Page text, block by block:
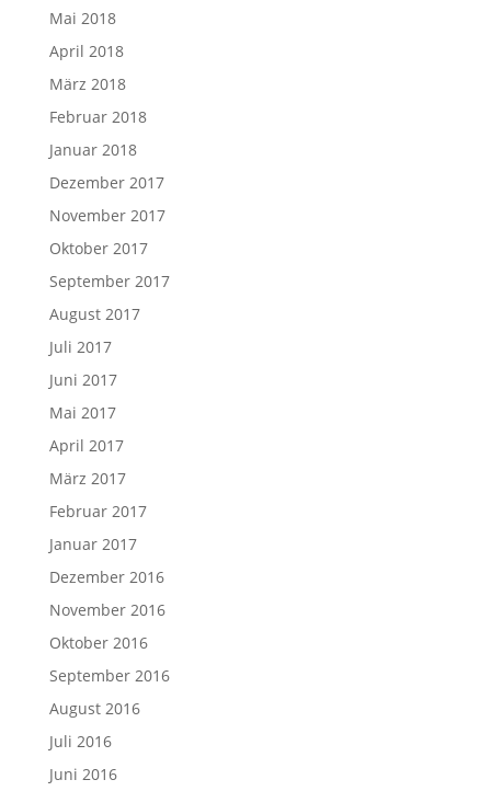
Mai 2018
April 2018
März 2018
Februar 2018
Januar 2018
Dezember 2017
November 2017
Oktober 2017
September 2017
August 2017
Juli 2017
Juni 2017
Mai 2017
April 2017
März 2017
Februar 2017
Januar 2017
Dezember 2016
November 2016
Oktober 2016
September 2016
August 2016
Juli 2016
Juni 2016